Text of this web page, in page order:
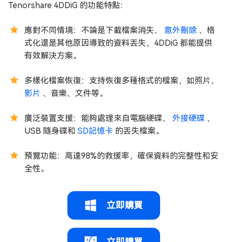
Tenorshare 4DDiG 的功能特點：
應對不同情境：不論是下載檔案消失、 意外刪除 、格
式化還是其他原因導致的資料丟失，4DDiG 都能提供
有效解決方案。
多樣化檔案恢復：支持恢復多種格式的檔案，如照片、
影片 、音樂、文件等。
廣泛裝置支援：能夠處理來自電腦硬碟、 外接硬碟 、
USB 隨身碟和 SD記憶卡 的丟失檔案。
預覽功能：高達98%的救援率，確保資料的完整性和安
全性。
立即購買